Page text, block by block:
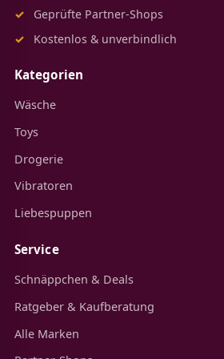
Geprüfte Partner-Shops
Kostenlos & unverbindlich
Kategorien
Wäsche
Toys
Drogerie
Vibratoren
Liebespuppen
Service
Schnäppchen & Deals
Ratgeber & Kaufberatung
Alle Marken